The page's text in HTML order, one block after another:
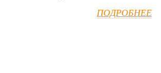
ПОДРОБНЕЕ